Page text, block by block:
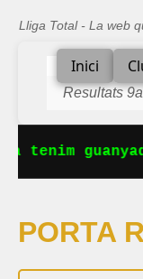
Lliga Total - La web
Inici
Resultats
tenim
PORTA